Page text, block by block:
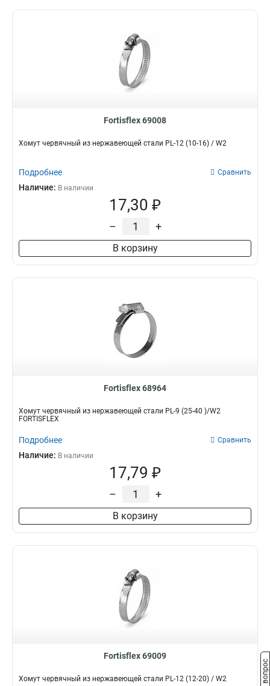
Fortisflex 69008
Хомут червячный из нержавеющей стали PL-12 (10-16) / W2
Подробнее Сравнить
Наличие: В наличии
17,30 ₽
– +
В корзину
Fortisflex 68964
Хомут червячный из нержавеющей стали PL-9 (25-40 )/W2
FORTISFLEX
Подробнее Сравнить
Наличие: В наличии
17,79 ₽
– +
В корзину
Fortisflex 69009
Хомут червячный из нержавеющей стали PL-12 (12-20) / W2